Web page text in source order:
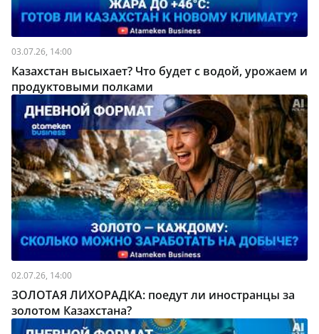
03.07.26, 14:00
Казахстан высыхает? Что будет с водой, урожаем и
продуктовыми полками
02.07.26, 14:00
ЗОЛОТАЯ ЛИХОРАДКА: поедут ли иностранцы за
золотом Казахстана?